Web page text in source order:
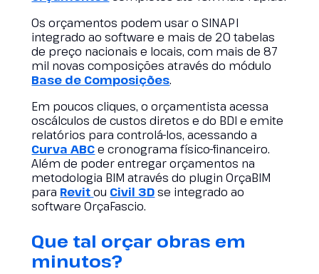
Os orçamentos podem usar o SINAPI
integrado ao software e mais de 20 tabelas
de preço nacionais e locais, com mais de 87
mil novas composições através do módulo
Base de Composições.
Em poucos cliques, o orçamentista acessa
oscálculos de custos diretos e do BDI e emite
relatórios para controlá-los, acessando a
Curva ABCe cronograma físico-financeiro.
Além de poder entregar orçamentos na
metodologia BIM através do plugin OrçaBIM
para Revitou Civil 3Dse integrado ao
software OrçaFascio.
Que tal orçar obras em
minutos?